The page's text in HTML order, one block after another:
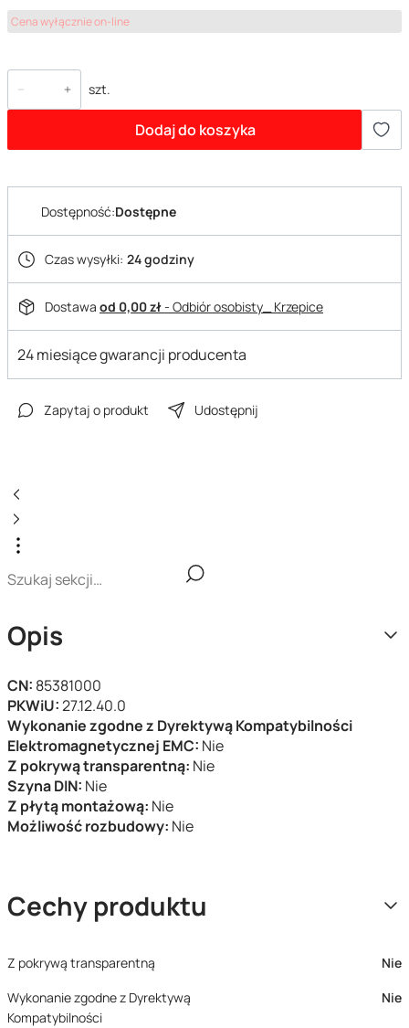
Cena wyłącznie on-line
szt.
Dodaj do koszyka
Dostępność:Dostępne
Czas wysyłki: 24 godziny
Dostawa od 0,00 zł- Odbiór osobisty_ Krzepice
24 miesiące gwarancji producenta
Zapytaj o produkt Udostępnij
Opis
CN: 85381000
PKWiU:27.12.40.0
Wykonanie zgodne z Dyrektywą Kompatybilności
Elektromagnetycznej EMC: Nie
Z pokrywą transparentną: Nie
Szyna DIN: Nie
Z płytą montażową: Nie
Możliwość rozbudowy: Nie
Cechy produktu
Z pokrywą transparentną
Nie
Wykonanie zgodne z Dyrektywą
Kompatybilności
Nie